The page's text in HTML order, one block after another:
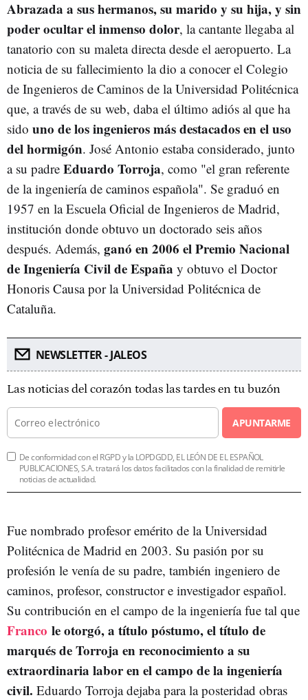
Abrazada a sus hermanos, su marido y su hija, y sin
poder ocultar el inmenso dolor, la cantante llegaba al
tanatorio con su maleta directa desde el aeropuerto. La
noticia de su fallecimiento la dio a conocer el Colegio
de Ingenieros de Caminos de la Universidad Politécnica
que, a través de su web, daba el último adiós al que ha
sido uno de los ingenieros más destacados en el uso
del hormigón. José Antonio estaba considerado, junto
a su padre Eduardo Torroja, como "el gran referente
de la ingeniería de caminos española". Se graduó en
1957 en la Escuela Oficial de Ingenieros de Madrid,
institución donde obtuvo un doctorado seis años
después. Además, ganó en 2006 el Premio Nacional
de Ingeniería Civil de España y obtuvo el Doctor
Honoris Causa por la Universidad Politécnica de
Cataluña.
NEWSLETTER - JALEOS
Las noticias del corazón todas las tardes en tu buzón
APUNTARME
De conformidad con el RGPD y la LOPDGDD, EL LEÓN DE EL ESPAÑOL
PUBLICACIONES, S.A. tratará los datos facilitados con la finalidad de remitirle
noticias de actualidad.
Fue nombrado profesor emérito de la Universidad
Politécnica de Madrid en 2003. Su pasión por su
profesión le venía de su padre, también ingeniero de
caminos, profesor, constructor e investigador español.
Su contribución en el campo de la ingeniería fue tal que
Franco le otorgó, a título póstumo, el título de
marqués de Torroja en reconocimiento a su
extraordinaria labor en el campo de la ingeniería
civil. Eduardo Torroja dejaba para la posteridad obras